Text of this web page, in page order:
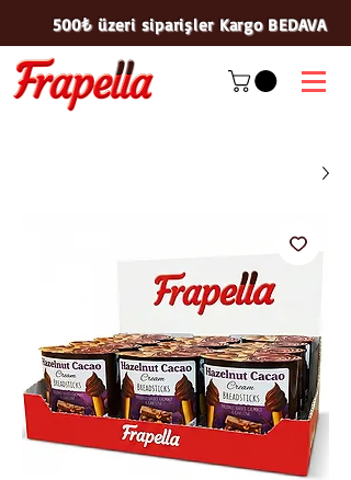
500₺ üzeri siparişler Kargo BEDAVA